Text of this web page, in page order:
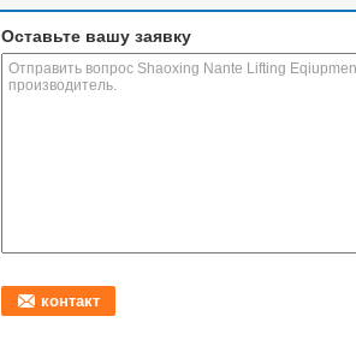
Оставьте вашу заявку